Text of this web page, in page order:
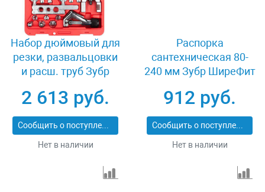
Набор дюймовый для
резки, развальцовки
и расш. труб Зубр
2 613 руб.
Сообщить о поступлении
Нет в наличии
Распорка
сантехническая 80-
240 мм Зубр ШиреФит
912 руб.
Сообщить о поступлении
Нет в наличии